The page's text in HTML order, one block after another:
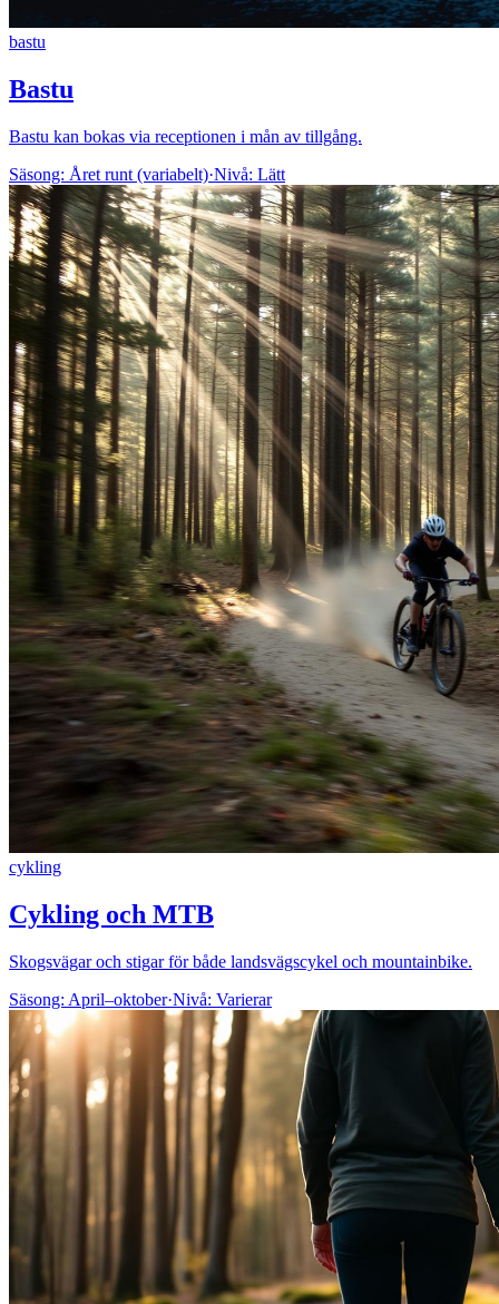
bastu
Bastu
Bastu kan bokas via receptionen i mån av tillgång.
Säsong: Året runt (variabelt)·Nivå: Lätt
cykling
Cykling och MTB
Skogsvägar och stigar för både landsvägscykel och mountainbike.
Säsong: April–oktober·Nivå: Varierar